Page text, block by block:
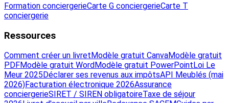
Formation conciergerieCarte G conciergerieCarte T
conciergerie
Ressources
Comment créer un livret Modèle gratuit CanvaModèle gratuit
PDFModèle gratuit Word Modèle gratuit PowerPoint Loi Le
Meur 2025 Déclarer ses revenus aux impôtsAPI Meublés (mai
2026)Facturation électronique 2026Assurance
conciergerieSIRET / SIREN obligatoireTaxe de séjour